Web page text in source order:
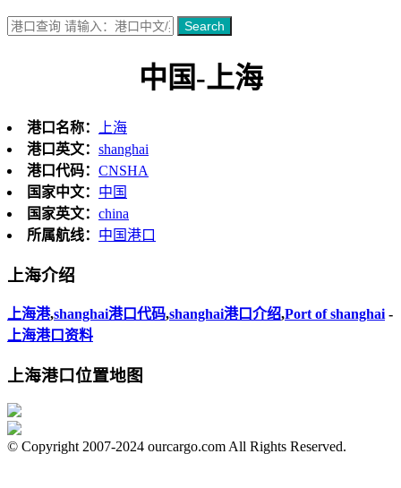
Search
中国-上海
港口名称：
上海
港口英文： shanghai
港口代码： CNSHA
国家中文： 中国
国家英文： china
所属航线： 中国港口
上海介绍
上海港,shanghai港口代码,shanghai港口介绍,Port of shanghai -
上海港口资料
上海港口位置地图
© Copyright 2007-2024 ourcargo.com All Rights Reserved.